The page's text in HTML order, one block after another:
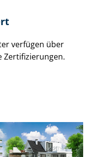
verfügen über
Zer­ti­fi­zie­run­gen.